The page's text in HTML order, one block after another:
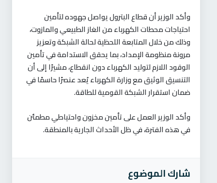
وأكد الوزير أن قطاع البترول يواصل جهوده لتأمين
احتياجات محطات الكهرباء من الغاز الطبيعي والمازوت،
وذلك من خلال المتابعة اللحظية لحالة الشبكة وتعزيز
مرونة منظومة الإمداد، بما يحقق الاستدامة في تأمين
الوقود اللازم لتوليد الكهرباء دون انقطاع، مشيرًا إلى أن
التنسيق الوثيق مع وزارة الكهرباء يُعد عنصرًا حاسمًا في
ضمان استقرار الشبكة القومية للطاقة.
وأكد الوزير العمل على تأمين مخزون واحتياطي مطمئن
في هذه الفترة، في ظل الأحداث الجارية بالمنطقة.
شارك الموضوع